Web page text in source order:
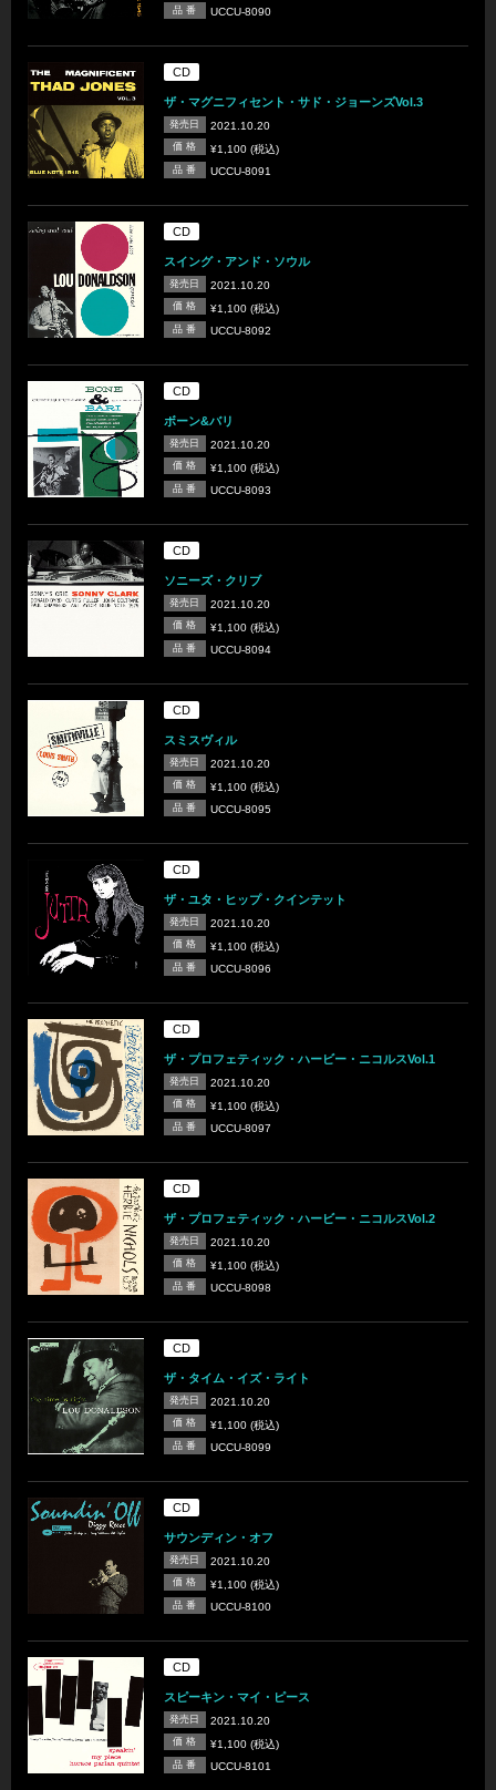
品 番 UCCU-8090
CD
ザ・マグニフィセント・サド・ジョーンズVol.3
発売日 2021.10.20
価 格 ¥1,100 (税込)
品 番 UCCU-8091
CD
スイング・アンド・ソウル
発売日 2021.10.20
価 格 ¥1,100 (税込)
品 番 UCCU-8092
CD
ボーン&バリ
発売日 2021.10.20
価 格 ¥1,100 (税込)
品 番 UCCU-8093
CD
ソニーズ・クリブ
発売日 2021.10.20
価 格 ¥1,100 (税込)
品 番 UCCU-8094
CD
スミスヴィル
発売日 2021.10.20
価 格 ¥1,100 (税込)
品 番 UCCU-8095
CD
ザ・ユタ・ヒップ・クインテット
発売日 2021.10.20
価 格 ¥1,100 (税込)
品 番 UCCU-8096
CD
ザ・プロフェティック・ハービー・ニコルスVol.1
発売日 2021.10.20
価 格 ¥1,100 (税込)
品 番 UCCU-8097
CD
ザ・プロフェティック・ハービー・ニコルスVol.2
発売日 2021.10.20
価 格 ¥1,100 (税込)
品 番 UCCU-8098
CD
ザ・タイム・イズ・ライト
発売日 2021.10.20
価 格 ¥1,100 (税込)
品 番 UCCU-8099
CD
サウンディン・オフ
発売日 2021.10.20
価 格 ¥1,100 (税込)
品 番 UCCU-8100
CD
スピーキン・マイ・ピース
発売日 2021.10.20
価 格 ¥1,100 (税込)
品 番 UCCU-8101